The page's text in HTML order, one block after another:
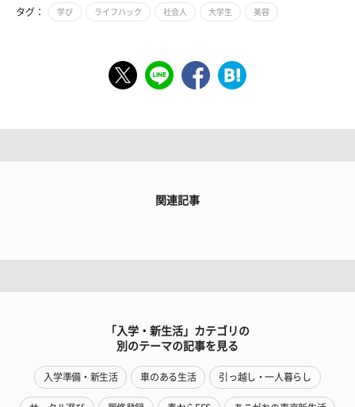
タグ： 学び ライフハック 社会人 大学生 美容
関連記事
「入学・新生活」カテゴリの
別のテーマの記事を見る
入学準備・新生活 車のある生活 引っ越し・一人暮らし